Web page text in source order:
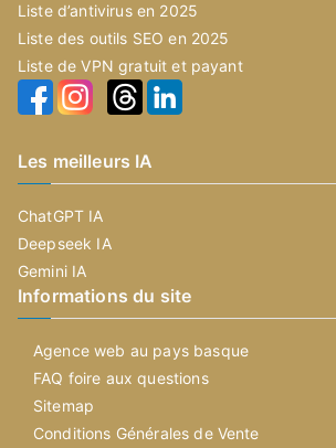
Liste d’antivirus en 2025
Liste des outils SEO en 2025
Liste de VPN gratuit et payant
Les meilleurs IA
ChatGPT IA
Deepseek IA
Gemini IA
Informations du site
Agence web au pays basque
FAQ foire aux questions
Sitemap
Conditions Générales de Vente